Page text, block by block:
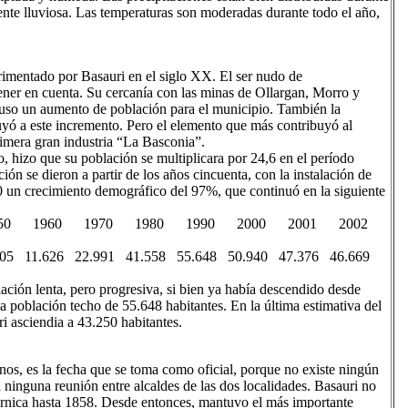
lluviosa. Las temperaturas son moderadas durante todo el año,
por Basauri en el siglo XX. El ser nudo de
en cuenta. Su cercanía con las minas de Ollargan, Morro y
un aumento de población para el municipio. También la
a este incremento. Pero el elemento que más contribuyó al
gran industria “La Basconia”.
hizo que su población se multiplicara por 24,6 en el período
se dieron a partir de los años cincuenta, con la instalación de
crecimiento demográfico del 97%, que continuó en la siguiente
1960 1970 1980 1990 2000 2001 2002
22.991 41.558 55.648 50.940 47.376 46.669
lenta, pero progresiva, si bien ya había descendido desde
población techo de 55.648 habitantes. En la última estimativa del
asciendia a 43.250 habitantes.
es la fecha que se toma como oficial, porque no existe ningún
reunión entre alcaldes de las dos localidades. Basauri no
hasta 1858. Desde entonces, mantuvo el más importante